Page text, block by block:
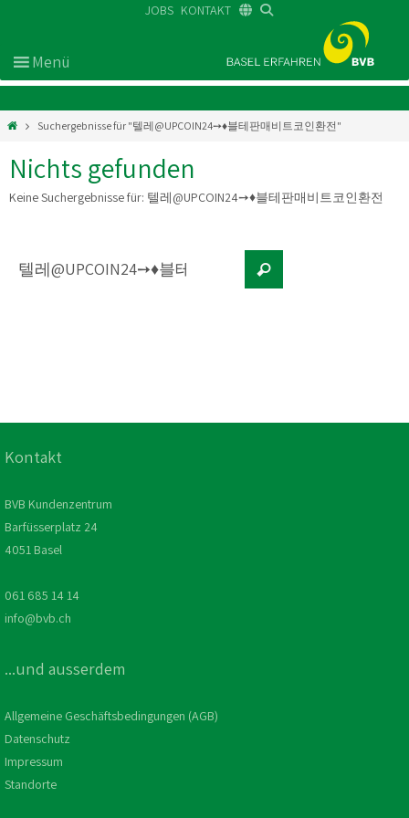
JOBS KONTAKT
Suchergebnisse für "텔레@UPCOIN24➙♦블테판매비트코인환전"
Nichts gefunden
Keine Suchergebnisse für: 텔레@UPCOIN24➙♦블테판매비트코인환전
Kontakt
BVB Kundenzentrum
Barfüsserplatz 24
4051 Basel
061 685 14 14
info@bvb.ch
...und ausserdem
Allgemeine Geschäftsbedingungen (AGB)
Datenschutz
Impressum
Standorte